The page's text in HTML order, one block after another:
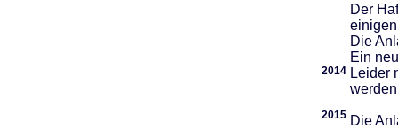
2014
2015
Der
Die
Ein
Leider
Die